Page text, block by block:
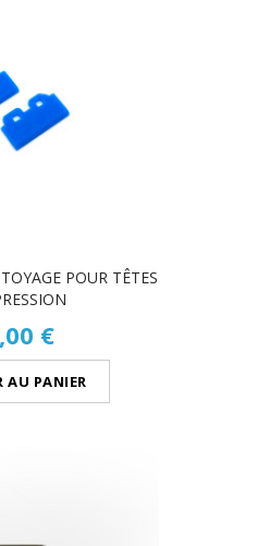
POUR TÊTES
€
AU PANIER